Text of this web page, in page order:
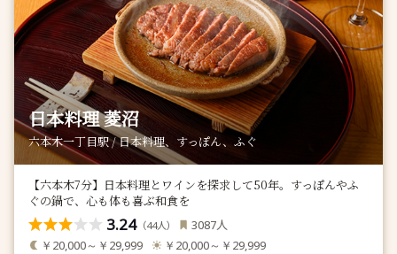
日本料理 菱沼
六本木一丁目駅 / 日本料理、すっぽん、ふぐ
【六本木7分】日本料理とワインを探求して50年。すっぽんやふ
ぐの鍋で、心も体も喜ぶ和食を
3.24（44人） 3087人
￥20,000～￥29,999 ￥20,000～￥29,999